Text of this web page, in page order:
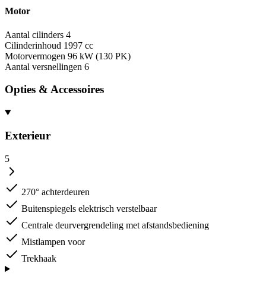
Motor
Aantal cilinders 4
Cilinderinhoud 1997 cc
Motorvermogen 96 kW (130 PK)
Aantal versnellingen 6
Opties & Accessoires
Exterieur
5
270° achterdeuren
Buitenspiegels elektrisch verstelbaar
Centrale deurvergrendeling met afstandsbediening
Mistlampen voor
Trekhaak